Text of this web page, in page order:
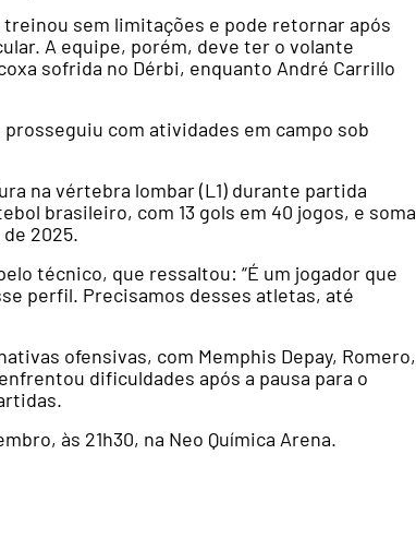
sem limitações e pode retornar após
A equipe, porém, deve ter o volante
sofrida no Dérbi, enquanto André Carrillo
com atividades em campo sob
na vértebra lombar (L1) durante partida
brasileiro, com 13 gols em 40 jogos, e soma
2025.
técnico, que ressaltou: “É um jogador que
perfil. Precisamos desses atletas, até
ofensivas, com Memphis Depay, Romero,
dificuldades após a pausa para o
às 21h30, na Neo Química Arena.